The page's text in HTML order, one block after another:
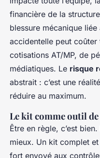
financière de la
blessure mécanique
accidentelle peut
cotisations AT/MP, de
médiatiques. Le risque
abstrait : c’est une
réduire au maximum.
Le kit comme outil
Être en règle, c’est
mieux. Un kit complet et
fort envoyé aux